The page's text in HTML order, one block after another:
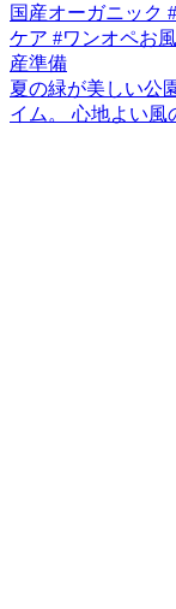
夏の緑が美しい公
イム。 心地よい風